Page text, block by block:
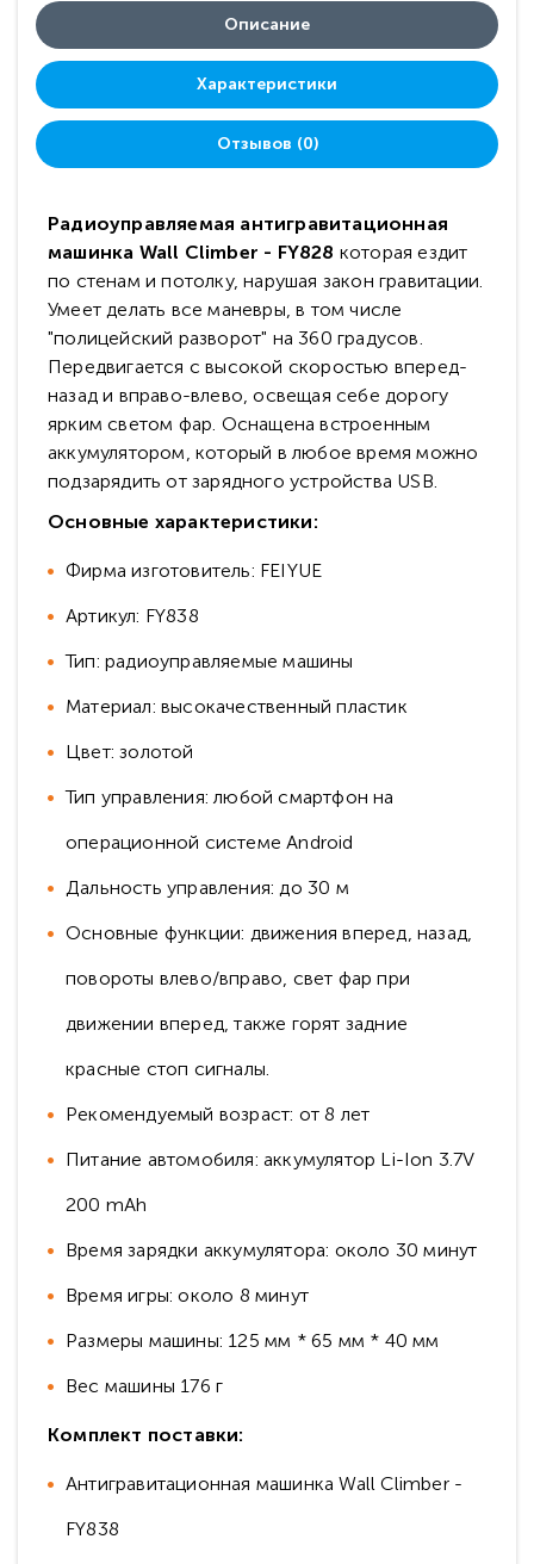
Описание
Характеристики
Отзывов (0)
Радиоуправляемая антигравитационная
машинка Wall Climber - FY828 которая ездит
по стенам и потолку, нарушая закон гравитации.
Умеет делать все маневры, в том числе
"полицейский разворот" на 360 градусов.
Передвигается с высокой скоростью вперед-
назад и вправо-влево, освещая себе дорогу
ярким светом фар. Оснащена встроенным
аккумулятором, который в любое время можно
подзарядить от зарядного устройства USB.
Основные характеристики:
Фирма изготовитель: FEIYUE
Артикул: FY838
Тип: радиоуправляемые машины
Материал: высокачественный пластик
Цвет: золотой
Тип управления: любой смартфон на
операционной системе Android
Дальность управления: до 30 м
Основные функции: движения вперед, назад,
повороты влево/вправо, свет фар при
движении вперед, также горят задние
красные стоп сигналы.
Рекомендуемый возраст: от 8 лет
Питание автомобиля: аккумулятор Li-Ion 3.7V
200 mAh
Время зарядки аккумулятора: около 30 минут
Время игры: около 8 минут
Размеры машины: 125 мм * 65 мм * 40 мм
Вес машины 176 г
Комплект поставки:
Антигравитационная машинка Wall Climber -
FY838